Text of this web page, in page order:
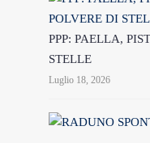
PPP: PAELLA,
STELLE
Luglio 18, 2026